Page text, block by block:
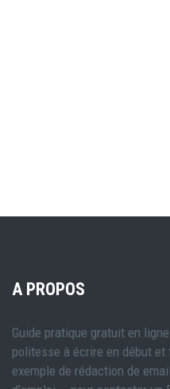
A PROPOS
Guide pratique gratuit en
politesse à écrire en début
exemple de rédaction de